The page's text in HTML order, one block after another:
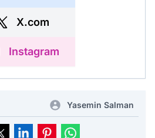
X.com
Instagram
Yasemin Salman